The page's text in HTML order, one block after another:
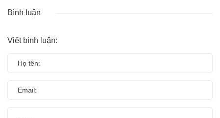
Bình luận
Viết bình luận: